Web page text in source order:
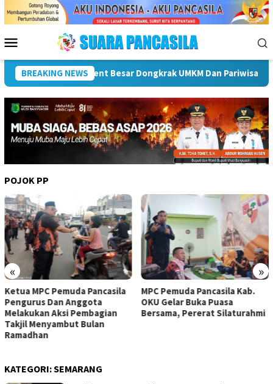
Menu
Mobile
BREAKING NEWS
Plt Bupati Hendri Dukung Percepatan Penyaluran DAK Fisik
POJOK PP
« »
MPC Pemuda Pancasila Kab.
OKU Gelar Buka Puasa
Bersama, Pererat Silaturahmi
Pemuda Pancasila Ranting
Bobosan Gelar Ramadan
Berbagi, Salurkan Takjil dan
KATEGORI:SEMARANG